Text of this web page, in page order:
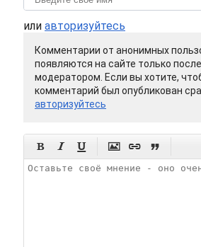
или авторизуйтесь
Комментарии от анонимных
появляются на сайте только
модератором. Если вы хотите,
комментарий был опубликован
авторизуйтесь
     